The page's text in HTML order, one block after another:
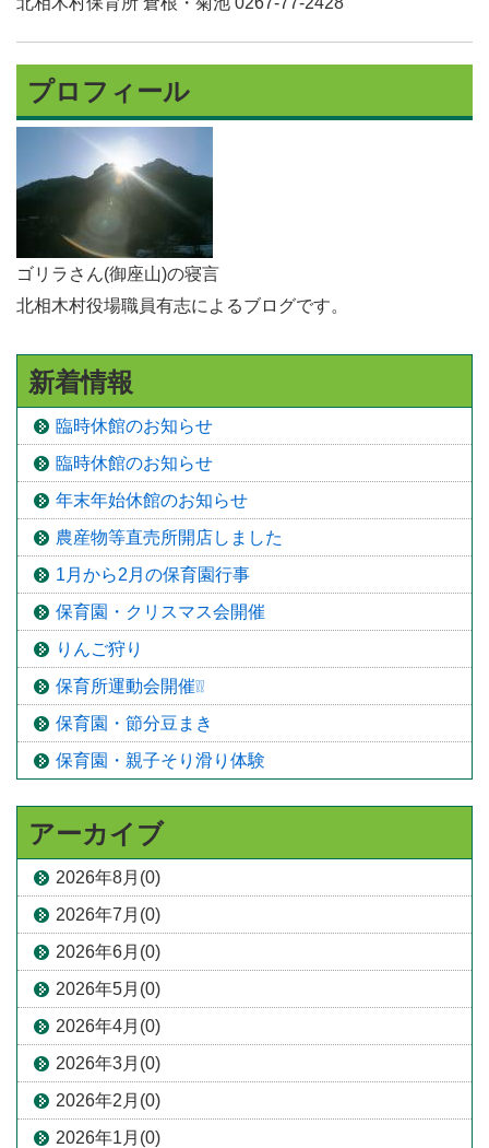
プロフィール
ゴリラさん(御座山)の寝言
北相木村役場職員有志によるブログです。
新着情報
臨時休館のお知らせ
臨時休館のお知らせ
年末年始休館のお知らせ
農産物等直売所開店しました
1月から2月の保育園行事
保育園・クリスマス会開催
りんご狩り
保育所運動会開催❕❕
保育園・節分豆まき
保育園・親子そり滑り体験
アーカイブ
2026年8月(0)
2026年7月(0)
2026年6月(0)
2026年5月(0)
2026年4月(0)
2026年3月(0)
2026年2月(0)
2026年1月(0)